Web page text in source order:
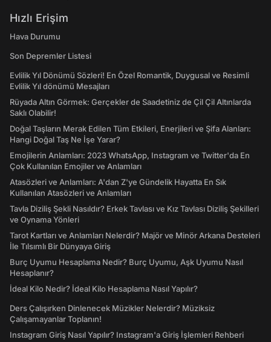
Hızlı Erişim
Hava Durumu
Son Depremler Listesi
Evlilik Yıl Dönümü Sözleri! En Özel Romantik, Duygusal ve Resimli
Evlilik Yıl dönümü Mesajları
Rüyada Altın Görmek: Gerçekler de Saadetiniz de Çil Çil Altınlarda
Saklı Olabilir!
Doğal Taşların Merak Edilen Tüm Etkileri, Enerjileri ve Şifa Alanları:
Hangi Doğal Taş Ne İşe Yarar?
Emojilerin Anlamları: 2023 WhatsApp, Instagram ve Twitter'da En
Çok Kullanılan Emojiler ve Anlamları
Atasözleri ve Anlamları: A'dan Z'ye Gündelik Hayatta En Sık
Kullanılan Atasözleri ve Anlamları
Tavla Diziliş Şekli Nasıldır? Erkek Tavlası ve Kız Tavlası Diziliş Şekilleri
ve Oynama Yönleri
Tarot Kartları ve Anlamları Nelerdir? Majör ve Minör Arkana Desteleri
İle Tılsımlı Bir Dünyaya Giriş
Burç Uyumu Hesaplama Nedir? Burç Uyumu, Aşk Uyumu Nasıl
Hesaplanır?
İdeal Kilo Nedir? İdeal Kilo Hesaplama Nasıl Yapılır?
Ders Çalışırken Dinlenecek Müzikler Nelerdir? Müziksiz
Çalışamayanlar Toplanın!
Instagram Giriş Nasıl Yapılır? Instagram'a Giriş İşlemleri Rehberi